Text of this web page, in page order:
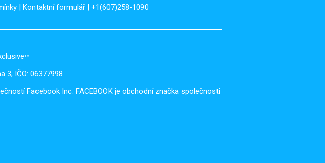
Kontaktní formulář | +1(607)258-1090
TM
3, IČO: 06377998
Facebook Inc. FACEBOOK je obchodní značka společnosti